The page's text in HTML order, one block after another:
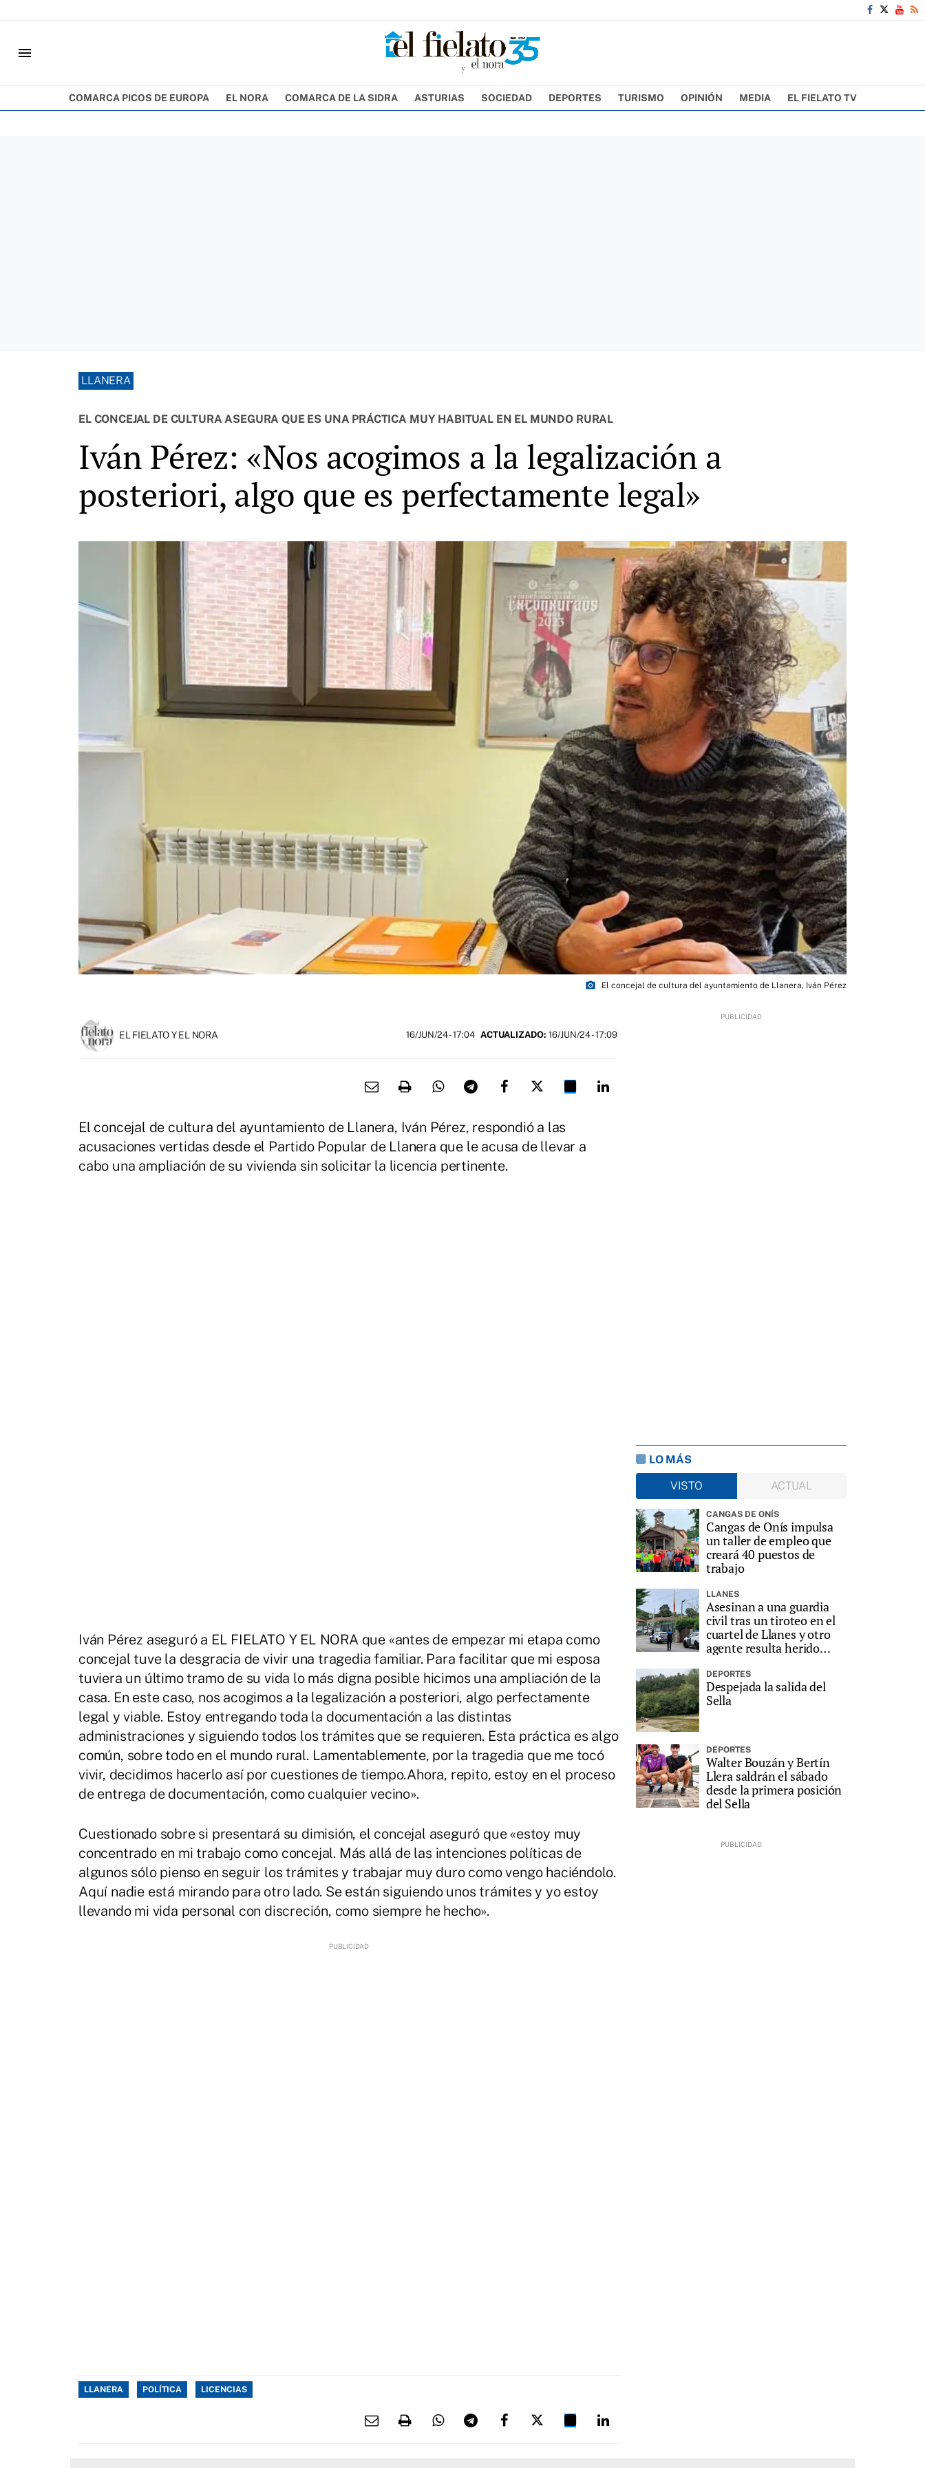
menu
COMARCA PICOS DE EUROPA EL NORA COMARCA DE LA SIDRA ASTURIAS SOCIEDAD DEPORTES TURISMO OPINIÓN MEDIA EL FIELATO TV
LLANERA
EL CONCEJAL DE CULTURA ASEGURA QUE ES UNA PRÁCTICA MUY HABITUAL EN EL MUNDO RURAL
Iván Pérez: «Nos acogimos a la legalización a
posteriori, algo que es perfectamente legal»
photo_camera El concejal de cultura del ayuntamiento de Llanera, Iván Pérez
EL FIELATO Y EL NORA 16/JUN/24- 17:04 ACTUALIZADO: 16/JUN/24 - 17:09
El concejal de cultura del ayuntamiento de Llanera, Iván Pérez, respondió a las
acusaciones vertidas desde el Partido Popular de Llanera que le acusa de llevar a
cabo una ampliación de su vivienda sin solicitar la licencia pertinente.
Iván Pérez aseguró a EL FIELATO Y EL NORA que «antes de empezar mi etapa como
concejal tuve la desgracia de vivir una tragedia familiar. Para facilitar que mi esposa
tuviera un último tramo de su vida lo más digna posible hicimos una ampliación de la
casa. En este caso, nos acogimos a la legalización a posteriori, algo perfectamente
legal y viable. Estoy entregando toda la documentación a las distintas
administraciones y siguiendo todos los trámites que se requieren. Esta práctica es algo
común, sobre todo en el mundo rural. Lamentablemente, por la tragedia que me tocó
vivir, decidimos hacerlo así por cuestiones de tiempo.Ahora, repito, estoy en el proceso
de entrega de documentación, como cualquier vecino».
Cuestionado sobre si presentará su dimisión, el concejal aseguró que «estoy muy
concentrado en mi trabajo como concejal. Más allá de las intenciones políticas de
algunos sólo pienso en seguir los trámites y trabajar muy duro como vengo haciéndolo.
Aquí nadie está mirando para otro lado. Se están siguiendo unos trámites y yo estoy
llevando mi vida personal con discreción, como siempre he hecho».
LLANERA POLÍTICA LICENCIAS
LO MÁS
VISTO
ACTUAL
CANGAS DE ONÍS
Cangas de Onís impulsa
un taller de empleo que
creará 40 puestos de
trabajo
LLANES
Asesinan a una guardia
civil tras un tiroteo en el
cuartel de Llanes y otro
agente resulta herido
DEPORTES
Despejada la salida del
Sella
DEPORTES
Walter Bouzán y Bertín
Llera saldrán el sábado
desde la primera posición
del Sella